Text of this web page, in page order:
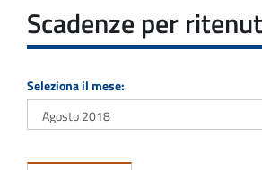
Scadenze per
Seleziona il mese: